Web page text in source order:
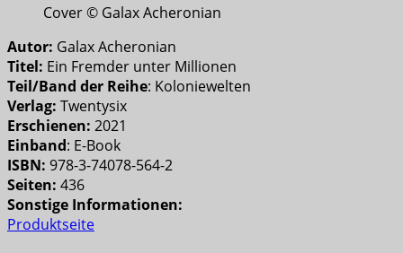
Cover © Galax Acheronian
Autor: Galax Acheronian
Titel: Ein Fremder unter Millionen
Teil/Band der Reihe: Koloniewelten
Verlag: Twentysix
Erschienen: 2021
Einband: E-Book
ISBN: 978-3-74078-564-2
Seiten: 436
Sonstige Informationen:
Produktseite